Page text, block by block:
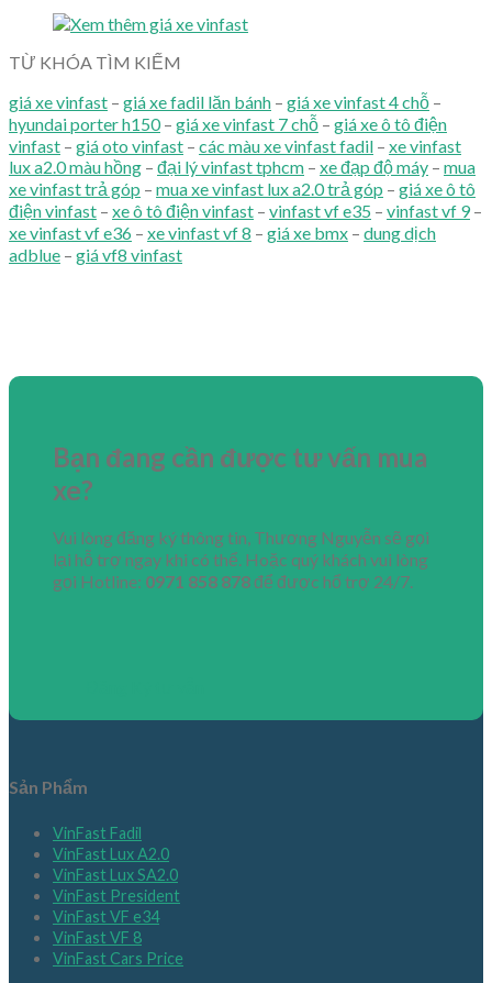
TỪ KHÓA TÌM KIẾM
giá xe vinfast – giá xe fadil lăn bánh – giá xe vinfast 4 chỗ –
hyundai porter h150– giá xe vinfast 7 chỗ – giá xe ô tô điện
vinfast – giá oto vinfast – các màu xe vinfast fadil – xe vinfast
lux a2.0 màu hồng – đại lý vinfast tphcm – xe đạp độ máy – mua
xe vinfast trả góp – mua xe vinfast lux a2.0 trả góp – giá xe ô tô
điện vinfast – xe ô tô điện vinfast – vinfast vf e35 – vinfast vf 9–
xe vinfast vf e36 – xe vinfast vf 8 – giá xe bmx – dung dịch
adblue – giá vf8 vinfast
Bạn đang cần được tư vấn mua
xe?
Vui lòng đăng ký thông tin, Thương Nguyễn sẽ gọi
lại hỗ trợ ngay khi có thể. Hoặc quý khách vui lòng
gọi Hotline: 0971 858 878để được hổ trợ 24/7.
Sản Phẩm
VinFast Fadil
VinFast Lux A2.0
VinFast Lux SA2.0
VinFast President
VinFast VF e34
VinFast VF 8
VinFast Cars Price